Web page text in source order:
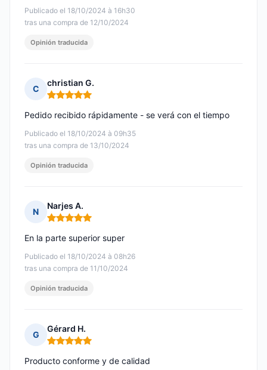
Publicado el 18/10/2024 à 16h30
tras una compra de 12/10/2024
Opinión traducida
C
christian G.
Nota: 5 de 5
Publicado el 18/10/2024 à 09h35
tras una compra de 13/10/2024
Pedido recibido rápidamente - se verá con el tiempo
Opinión traducida
N
Narjes A.
Nota: 5 de 5
Publicado el 18/10/2024 à 08h26
tras una compra de 11/10/2024
En la parte superior super
Opinión traducida
G
Gérard H.
Nota: 5 de 5
Producto conforme y de calidad